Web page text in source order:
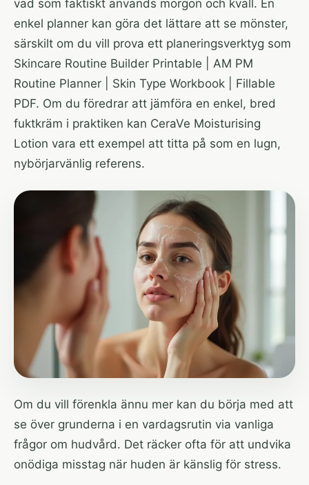
vad som faktiskt används morgon och kväll. En
enkel planner kan göra det lättare att se mönster,
särskilt om du vill prova ett planeringsverktyg som
Skincare Routine Builder Printable | AM PM
Routine Planner | Skin Type Workbook | Fillable
PDF. Om du föredrar att jämföra en enkel, bred
fuktkräm i praktiken kan CeraVe Moisturising
Lotion vara ett exempel att titta på som en lugn,
nybörjarvänlig referens.
Om du vill förenkla ännu mer kan du börja med att
se över grunderna i en vardagsrutin via vanliga
frågor om hudvård. Det räcker ofta för att undvika
onödiga misstag när huden är känslig för stress.